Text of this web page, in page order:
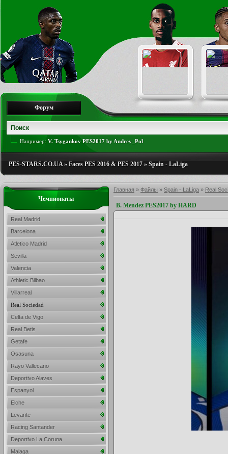
Форум
Например: V. Tsygankov PES2017 by Andrey_Pol
PES-STARS.CO.UA» Faces PES 2016 & PES 2017 » Spain - LaLiga
Главная » Файлы » Spain - LaLiga » Real
B. Mendez PES2017 by HARD
Чемпионаты
Real Madrid
Barcelona
Atletico Madrid
Sevilla
Valencia
Athletic Bilbao
Villarreal
Real Sociedad
Celta de Vigo
Real Betis
Getafe
Osasuna
Rayo Vallecano
Deportivo Alaves
Espanyol
Elche
Levante
Racing Santander
Deportivo La Coruna
Malaga